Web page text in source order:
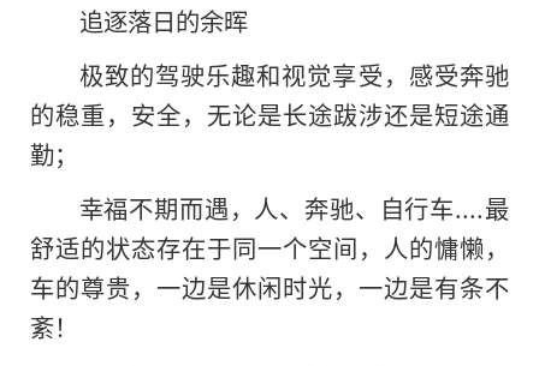
追逐落日的余晖
极致的驾驶乐趣和视觉享受，感受奔驰
的稳重，安全，无论是长途跋涉还是短途通
勤；
幸福不期而遇，人、奔驰、自行车....最
舒适的状态存在于同一个空间，人的慵懒，
车的尊贵，一边是休闲时光，一边是有条不
紊！